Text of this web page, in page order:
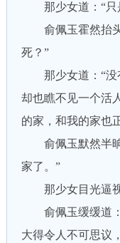
那少女道：“只
俞佩玉霍然抬头
死？”
那少女道：“没
却也瞧不见一个活
的家，和我的家也
俞佩玉默然半晌
家了。”
那少女目光逼视
俞佩玉缓缓道：
大得令人不可思议